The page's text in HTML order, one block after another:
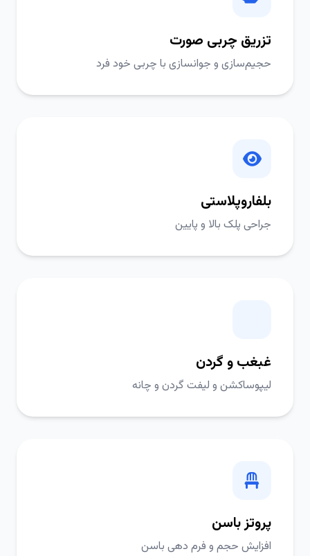
تزریق چربی صورت
حجیم‌سازی و جوانسازی با چربی خود فرد
بلفاروپلاستی
جراحی پلک بالا و پایین
غبغب و گردن
لیپوساکشن و لیفت گردن و چانه
پروتز باسن
افزایش حجم و فرم دهی باسن